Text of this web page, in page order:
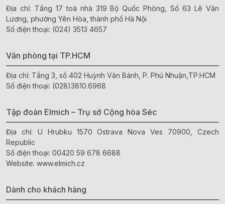
Địa chỉ: Tầng 17 toà nhà 319 Bộ Quốc Phòng, Số 63 Lê Văn
Lương, phường Yên Hòa, thành phố Hà Nội
Số điện thoại: (024) 3513 4657
Văn phòng tại TP.HCM
Địa chỉ: Tầng 3, số 402 Huỳnh Văn Bánh, P. Phú Nhuận,TP.HCM
Số điện thoại: (028)3810.6968
Tập đoàn Elmich – Trụ sở Cộng hòa Séc
Địa chỉ: U Hrubku 1570 Ostrava Nova Ves 70900, Czech
Republic
Số điện thoại: 00420 59 678 6688
Website: www.elmich.cz
Dành cho khách hàng